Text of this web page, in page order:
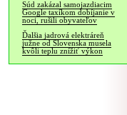
Súd zakázal samojazdiacim
Google taxíkom dobíjanie v
noci, rušili obyvateľov
Ďalšia jadrová elektráreň
južne od Slovenska musela
kvôli teplu znížiť výkon